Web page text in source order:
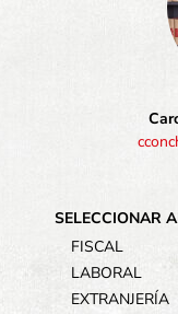
SELECCIONAR
FISCAL
LABORAL
EXTRANJERÍA